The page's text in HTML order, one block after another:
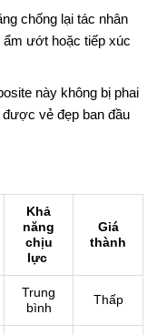
chống lại tác nhân
ướt hoặc tiếp xúc
này không bị phai
vẻ đẹp ban đầu
Khả
năng
chịu
lực
Giá
thành
Trung
bình
Thấp